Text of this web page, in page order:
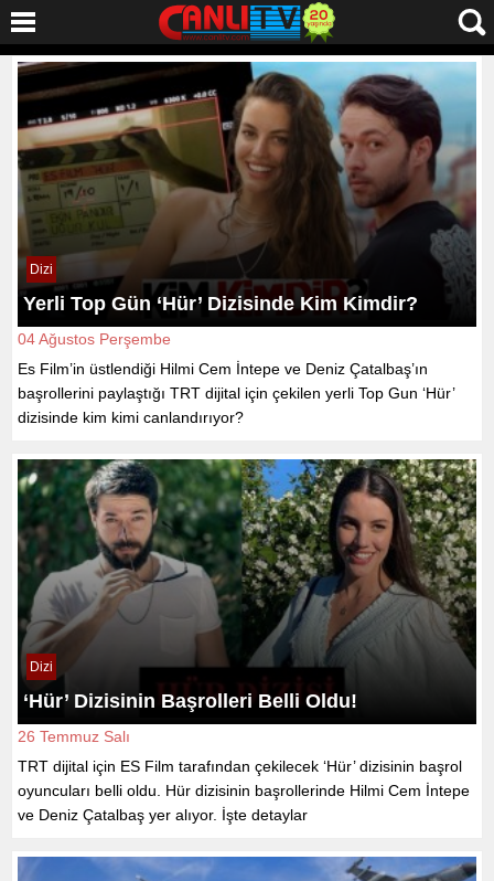
Dizi
Yerli Top Gün ‘Hür’ Dizisinde Kim Kimdir?
04 Ağustos Perşembe
Es Film’in üstlendiği Hilmi Cem İntepe ve Deniz Çatalbaş’ın
başrollerini paylaştığı TRT dijital için çekilen yerli Top Gun ‘Hür’
dizisinde kim kimi canlandırıyor?
Dizi
‘Hür’ Dizisinin Başrolleri Belli Oldu!
26 Temmuz Salı
TRT dijital için ES Film tarafından çekilecek ‘Hür’ dizisinin başrol
oyuncuları belli oldu. Hür dizisinin başrollerinde Hilmi Cem İntepe
ve Deniz Çatalbaş yer alıyor. İşte detaylar